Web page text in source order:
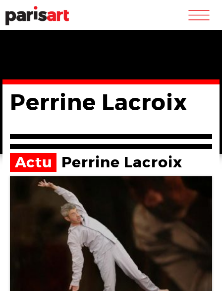
m
Perrine Lacroix
Actu Perrine Lacroix